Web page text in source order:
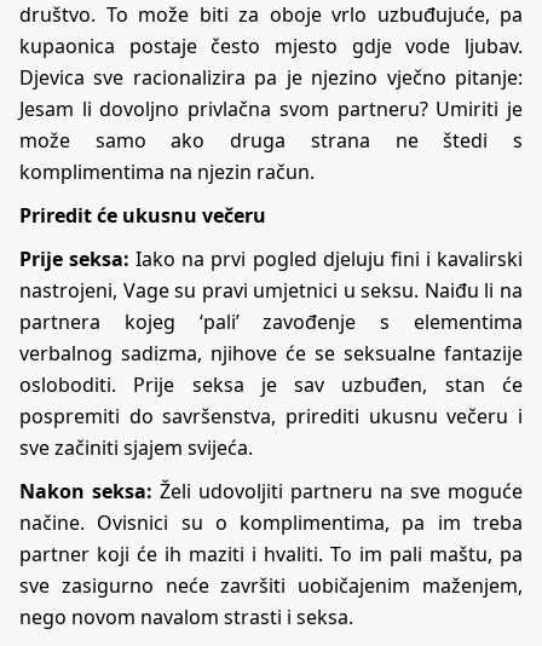
društvo. To može biti za oboje vrlo uzbuđujuće, pa
kupaonica postaje često mjesto gdje vode ljubav.
Djevica sve racionalizira pa je njezino vječno pitanje:
Jesam li dovoljno privlačna svom partneru? Umiriti je
može samo ako druga strana ne štedi s
komplimentima na njezin račun.
Priredit će ukusnu večeru
Prije seksa:Iako na prvi pogled djeluju fini i kavalirski
nastrojeni, Vage su pravi umjetnici u seksu. Naiđu li na
partnera kojeg ‘pali’ zavođenje s elementima
verbalnog sadizma, njihove će se seksualne fantazije
osloboditi. Prije seksa je sav uzbuđen, stan će
pospremiti do savršenstva, prirediti ukusnu večeru i
sve začiniti sjajem svijeća.
Nakon seksa: Želi udovoljiti partneru na sve moguće
načine. Ovisnici su o komplimentima, pa im treba
partner koji će ih maziti i hvaliti. To im pali maštu, pa
sve zasigurno neće završiti uobičajenim maženjem,
nego novom navalom strasti i seksa.